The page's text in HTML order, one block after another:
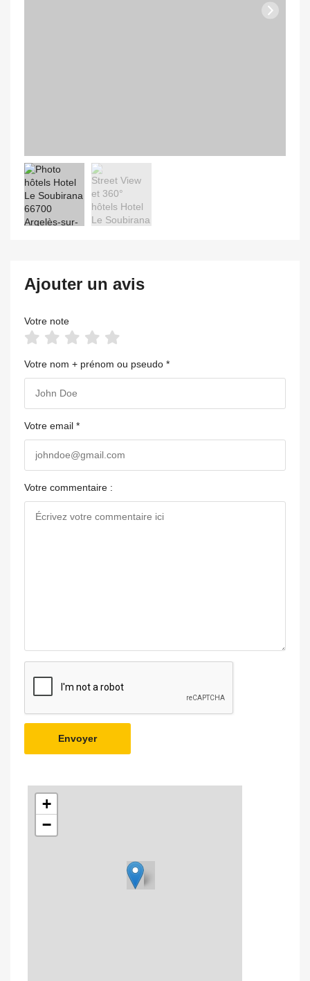
Ajouter un avis
Votre note
Votre nom + prénom ou pseudo *
Votre email *
Votre commentaire :
Envoyer
+
−